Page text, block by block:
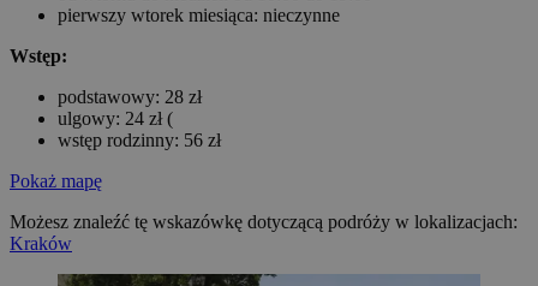
pierwszy wtorek miesiąca: nieczynne
Wstęp:
podstawowy: 28 zł
ulgowy: 24 zł (
wstęp rodzinny: 56 zł
Pokaż mapę
Możesz znaleźć tę wskazówkę dotyczącą podróży w lokalizacjach:
Kraków